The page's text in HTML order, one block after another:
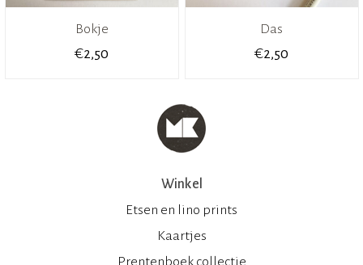
Bokje
€2,50
Das
€2,50
Winkel
Etsen en lino prints
Kaartjes
Prentenboek collectie